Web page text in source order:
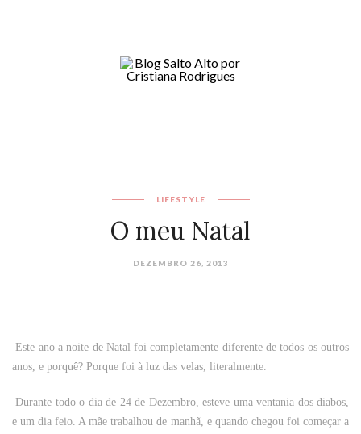
LIFESTYLE
O meu Natal
DEZEMBRO 26, 2013
Este ano a noite de Natal foi completamente diferente de todos os outros
anos, e porquê? Porque foi à luz das velas, literalmente.
Durante todo o dia de 24 de Dezembro, esteve uma ventania dos diabos,
e um dia feio. A mãe trabalhou de manhã, e quando chegou foi começar a